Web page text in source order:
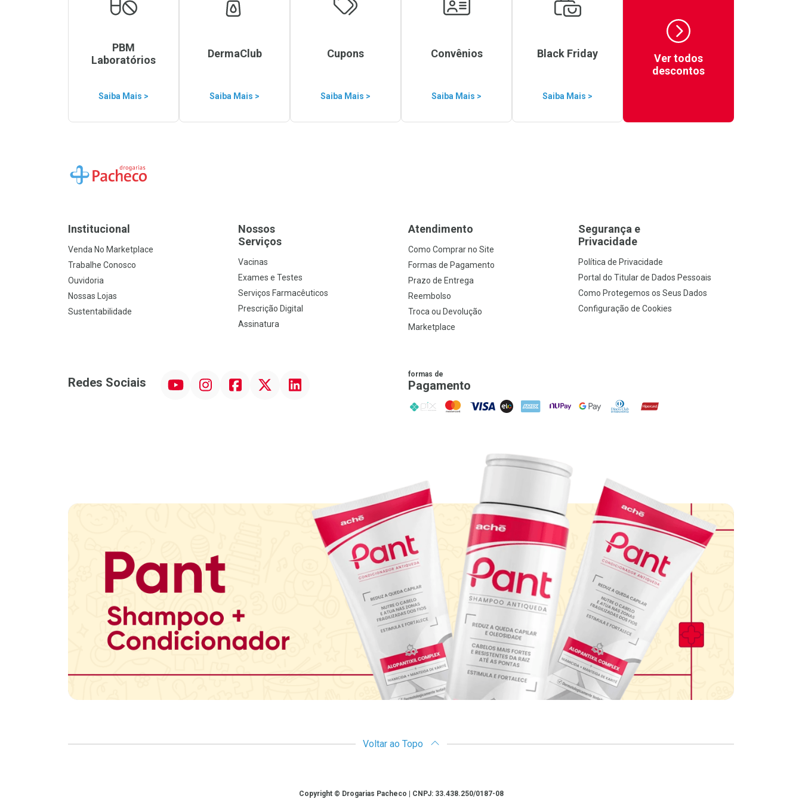
PBM
Laboratórios
Saiba Mais >
DermaClub
Saiba Mais >
Cupons
Saiba Mais >
Convênios
Saiba Mais >
Black Friday
Saiba Mais >
Ver todos
descontos
Ir para a Home
Institucional
Venda No Marketplace
Trabalhe Conosco
Ouvidoria
Nossas Lojas
Sustentabilidade
Nossos
Serviços
Vacinas
Exames e Testes
Serviços Farmacêuticos
Prescrição Digital
Assinatura
Atendimento
Como Comprar no Site
Formas de Pagamento
Prazo de Entrega
Reembolso
Troca ou Devolução
Marketplace
Segurança e
Privacidade
Política de Privacidade
Portal do Titular de Dados Pessoais
Como Protegemos os Seus Dados
Configuração de Cookies
Redes Sociais InstagramFacebookTwitter Linkedin formas de
Pagamento
PIX MasterCard
VISA ELO AMEX NuPay Google PayDiners ClubHipercard
Voltar ao Topo
Copyright © Drogarias Pacheco | CNPJ: 33.438.250/0187-08